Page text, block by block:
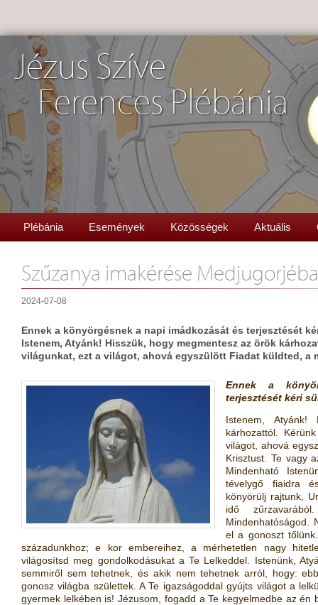
Jézus Szíve
Ferences Plébánia
Plébánia Események Közösségek Aktuális
Szűzanya imakérése
2024-07-08
Ennek a könyörgésnek a napi imádkozását és terjesztését
Istenem, Atyánk! Hisszük, hogy megmentesz az örök
világunkat, ezt a világot, ahová egyszülött Fiadat küldted, a
Ennek a
terjesztését kéri
Istenem,
kárhozattól.
világot, ahová
Krisztust. Te vagy
Mindenható
tévelygő fiaidra
könyörülj rajtunk,
idő
Mindenhatóságod.
el a gonoszt
századunkhoz; e kor embereihez, a mérhetetlen nagy
világosítsd meg gondolkodásukat a Te Lelkeddel. Istenünk,
semmiről sem tehetnek, és akik nem tehetnek arról, hogy:
gonosz világba születtek. A Te igazságoddal gyújts világot a
gyermek lelkében is! Jézusom, fogadd a Te kegyelmedbe az én